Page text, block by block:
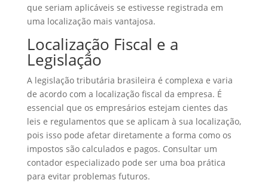
que seriam aplicáveis se estivesse registrada em
uma localização mais vantajosa.
Localização Fiscal e a
Legislação
A legislação tributária brasileira é complexa e varia
de acordo com a localização fiscal da empresa. É
essencial que os empresários estejam cientes das
leis e regulamentos que se aplicam à sua localização,
pois isso pode afetar diretamente a forma como os
impostos são calculados e pagos. Consultar um
contador especializado pode ser uma boa prática
para evitar problemas futuros.